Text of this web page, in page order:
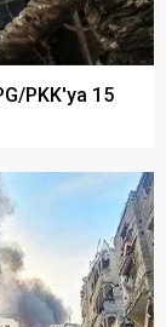
PKK'ya 15